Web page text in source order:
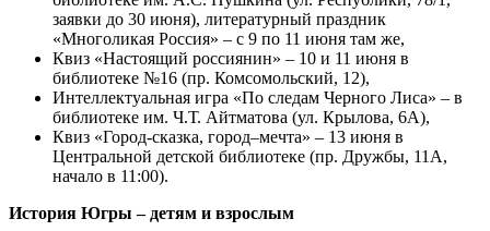
заявки до 30 июня), литературный праздник
«Многоликая Россия» – с 9 по 11 июня там же,
Квиз «Настоящий россиянин» – 10 и 11 июня в
библиотеке №16 (пр. Комсомольский, 12),
Интеллектуальная игра «По следам Черного Лиса» – в
библиотеке им. Ч.Т. Айтматова (ул. Крылова, 6А),
Квиз «Город-сказка, город–мечта» – 13 июня в
Центральной детской библиотеке (пр. Дружбы, 11А,
начало в 11:00).
История Югры – детям и взрослым